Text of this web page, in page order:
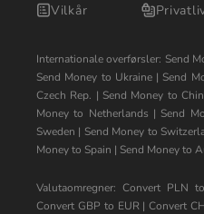
Vilkår
Internationale overførsler: Send
Send Money to Ukraine| Send
Czech Rep. | Send Money to
Money to Netherlands | Send
Sweden | Send Money to
Money to Spain | Send Money to
Valutaomregner:Convert PLN
Convert GBP to EUR|Convert